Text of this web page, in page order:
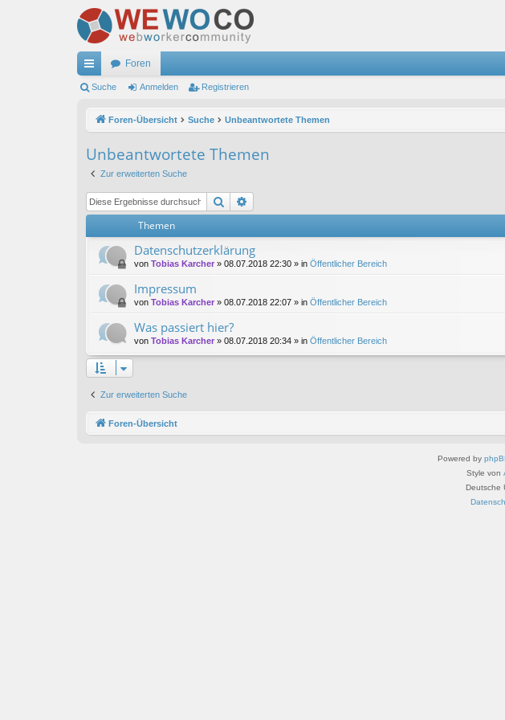
ch
ug
Foren
Suche Anmelden Registrieren
Foren-Übersicht Suche Unbeantwortete Themen
Unbeantwortete Themen
Zur erweiterten Suche
Suche
Themen
Datenschutzerklärung
von Tobias Karcher » 08.07.2018 22:30 » in Öffentlicher Bereich
Impressum
von Tobias Karcher » 08.07.2018 22:07 » in Öffentlicher Bereich
Was passiert hier?
von Tobias Karcher » 08.07.2018 20:34 » in Öffentlicher Bereich
Zur erweiterten Suche
Foren-Übersicht
Powered by
Style von
Deutsche